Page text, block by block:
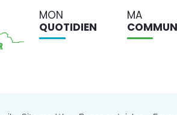
MON
QUOTIDIEN
MA